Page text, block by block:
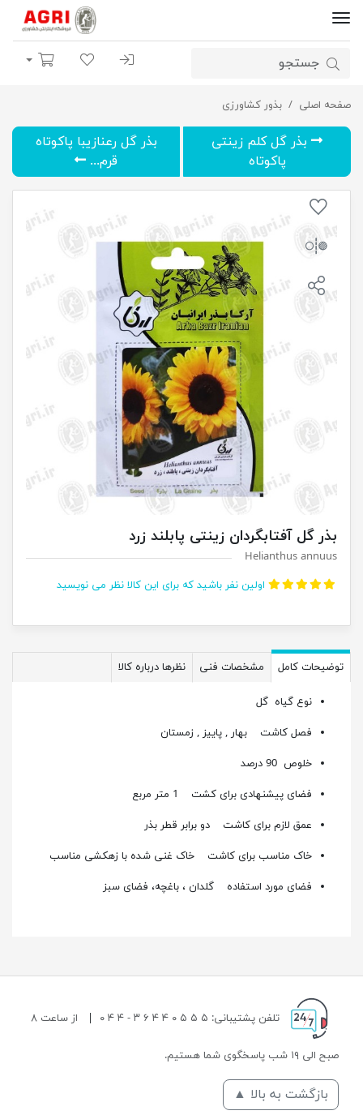
ورود | ثبت نام
لیست مورد علاقه
سبد خرید
صفحه اصلی بذور کشاورزی
بذر گل آفتابگردان زینتی پابلند زرد
بذر گل کلم زینتی
پاکوتاه
بذر گل رعنازیبا پاکوتاه
قرم...
بذر گل آفتابگردان زینتی پابلند زرد
Helianthus annuus
اولین نفر باشید که برای این کالا نظر می نویسید
توضیحات کامل مشخصات فنی نظرها درباره کالا
نوع گیاه گل
فصل کاشت بهار , پاییز , زمستان
خلوص 90 درصد
فضای پیشنهادی برای کشت 1 متر مربع
عمق لازم برای کاشت دو برابر قطر بذر
خاک مناسب برای کاشت خاک غنی شده با زهکشی مناسب
فضای مورد استفاده گلدان ، باغچه، فضای سبز
تلفن پشتیبانی: ۵ ۵ ۵ ۰ ۴ ۴ ۶ ۳ - ۴ ۴ ۰ از ساعت ۸
صبح الی ۱۹ شب پاسخگوی شما هستیم.
بازگشت به بالا ▲